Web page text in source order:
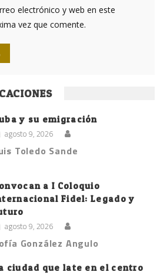
electrónico y web en este
vez que comente.
y su emigración
agosto 9, 2026
Toledo Sande
a I Coloquio
Fidel: Legado y
agosto 9, 2026
González Angulo
ciudad que late en el centro